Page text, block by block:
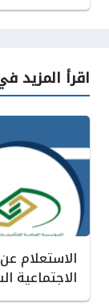
اقرأ المزيد
الاستعلام
الاجتماعية